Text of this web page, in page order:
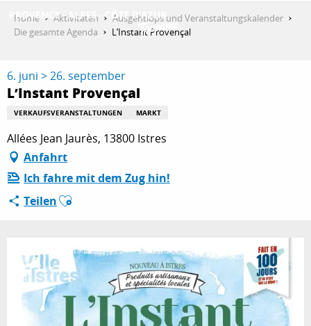
contenu
AKTIVITÄTEN
AUFENTHALT
Home Aktivitäten
Ausgehtipps und Veranstaltungskalender
Die gesamte Agenda
L’Instant Provençal
6. juni > 26. september
L’Instant Provençal
VERKAUFSVERANSTALTUNGEN MARKT
Allées Jean Jaurès, 13800 Istres
Anfahrt
Ich fahre mit dem Zug hin!
TeilenAjouter aux favoris